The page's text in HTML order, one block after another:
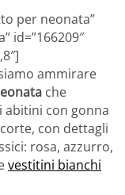
per neonata”
id=”166209″
ammirare
che
abitini con gonna
con dettagli
rosa, azzurro,
vestitini bianchi